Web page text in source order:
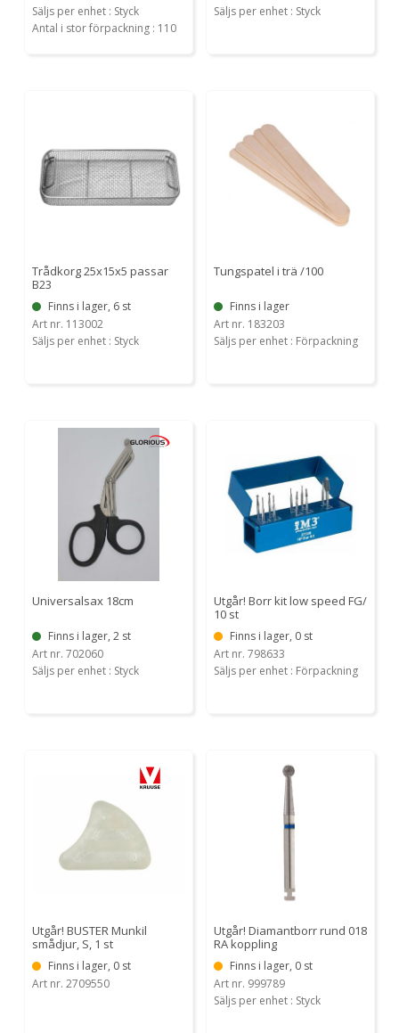
Säljs per enhet : Styck
Antal i stor förpackning : 110
Säljs per enhet : Styck
Trådkorg 25x15x5 passar
B23
Finns i lager, 6 st
Art nr. 113002
Säljs per enhet : Styck
Tungspatel i trä /100
Finns i lager
Art nr. 183203
Säljs per enhet : Förpackning
Universalsax 18cm
Finns i lager, 2 st
Art nr. 702060
Säljs per enhet : Styck
Utgår! Borr kit low speed FG/
10 st
Finns i lager, 0 st
Art nr. 798633
Säljs per enhet : Förpackning
Utgår! BUSTER Munkil
smådjur, S, 1 st
Finns i lager, 0 st
Art nr. 2709550
Utgår! Diamantborr rund 018
RA koppling
Finns i lager, 0 st
Art nr. 999789
Säljs per enhet : Styck